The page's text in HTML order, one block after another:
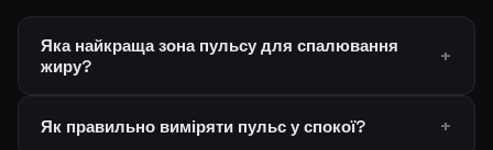
Яка найкраща зона пульсу для спалювання
жиру?
Як правильно виміряти пульс у спокої?